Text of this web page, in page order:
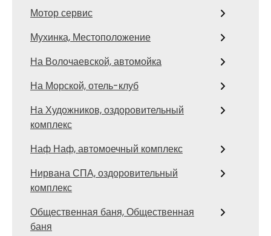
Мотор сервис
Мухинка, Местоположение
На Волочаевской, автомойка
На Морской, отель-клуб
На Художников, оздоровительный
комплекс
Наф Наф, автомоечный комплекс
Нирвана СПА, оздоровительный
комплекс
Общественная баня, Общественная
баня